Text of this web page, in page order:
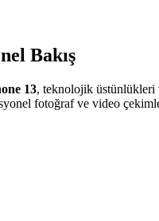
Bakış
13, teknolojik üstünlükleri
fotoğraf ve video